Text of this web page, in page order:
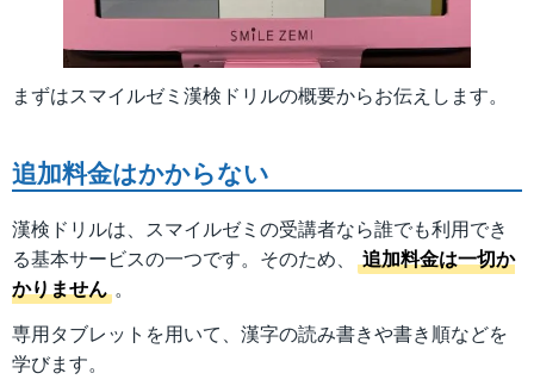
まずはスマイルゼミ漢検ドリルの概要からお伝えします。
追加料金はかからない
漢検ドリルは、スマイルゼミの受講者なら誰でも利用でき
る基本サービスの一つです。そのため、
追加料金は一切か
かりません 。
専用タブレットを用いて、漢字の読み書きや書き順などを
学びます。